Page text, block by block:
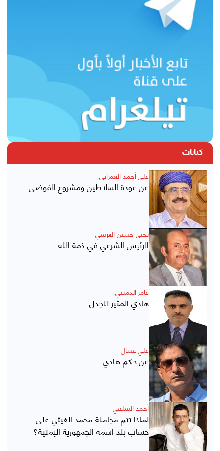
كتابات
علي أحمد العمراني
عن عودة السلاطين ومشروع الفوضى
يحيى حسين العرشي
الرئيس الشرعي في ذمة الله
عامر الدميني
هادي المثير للجدل
علي عشال
عن حكم هادي
أحمد الشلفي
لماذا تتم مجاملة محمد الغيثي على
حساب بلد اسمه الجمهورية اليمنية؟